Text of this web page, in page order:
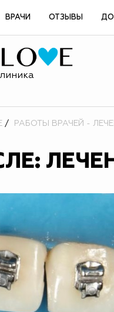
ВРАЧИ ОТЗЫВЫ ДО
РАБОТЫ ВРАЧЕЙ -